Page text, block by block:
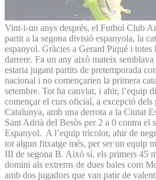
Vint-i-un anys després, el Futbol Club
partit a la segona divisió espanyola, la
espanyol. Gràcies a Gerard Piqué i totes
darrere. Fa un any això mateix
estaria jugant partits de pretemporada
nacional i no començarien la primera
setembre. Tot ha canviat, i ahir, l’equip
començar el curs oficial, a excepció dels
Catalunya, amb una derrota a la Ciutat
Sant Adrià del Besòs per 2 a 0 contra el
Espanyol. A l’equip tricolor, ahir de
tot algun fitxatge més, per ser un equip
III de segona B. Això sí, els primers 45
domini als extrems de dues bales com
amb dos jugadors que van patir de